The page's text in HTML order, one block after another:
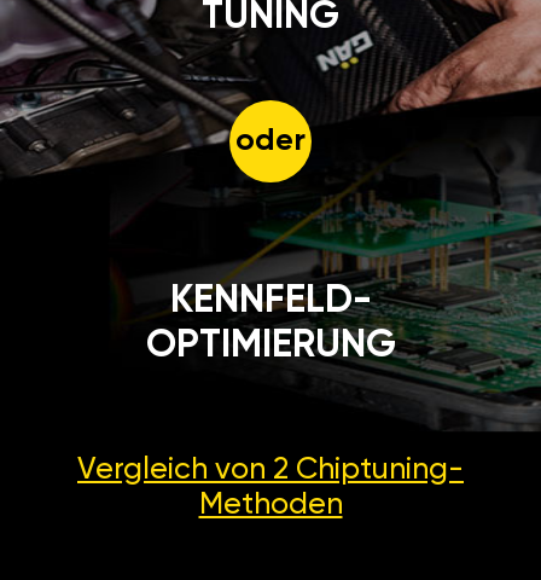
TUNING
oder
KENNFELD-
OPTIMIERUNG
Vergleich von 2 Chiptuning-
Methoden